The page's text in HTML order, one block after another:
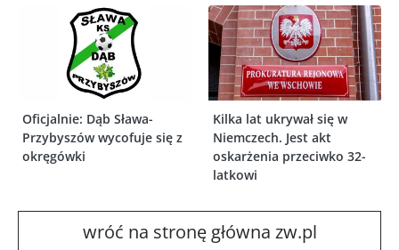
Oficjalnie: Dąb Sława-
Przybyszów wycofuje się z
okręgówki
Kilka lat ukrywał się w
Niemczech. Jest akt
oskarżenia przeciwko 32-
latkowi
wróć na stronę główna zw.pl